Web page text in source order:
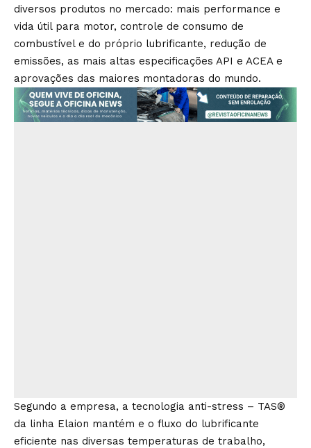
diversos produtos no mercado: mais performance e
vida útil para motor, controle de consumo de
combustível e do próprio lubrificante, redução de
emissões, as mais altas especificações API e ACEA e
aprovações das maiores montadoras do mundo.
Segundo a empresa, a tecnologia anti-stress – TAS®
da linha Elaion mantém e o fluxo do lubrificante
eficiente nas diversas temperaturas de trabalho,